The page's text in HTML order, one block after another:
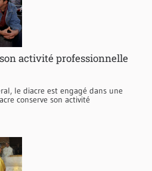
activité professionnelle
le diacre est engagé dans une
conserve son activité